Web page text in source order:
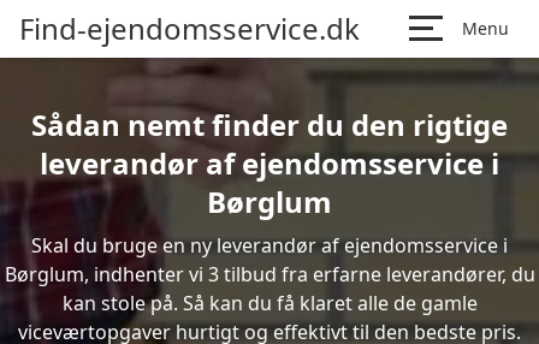
Find-ejendomsservice.dk Menu
Sådan nemt finder du den rigtige
leverandør af ejendomsservice i
Børglum
Skal du bruge en ny leverandør af ejendomsservice i
Børglum, indhenter vi 3 tilbud fra erfarne leverandører, du
kan stole på. Så kan du få klaret alle de gamle
viceværtopgaver hurtigt og effektivt til den bedste pris.